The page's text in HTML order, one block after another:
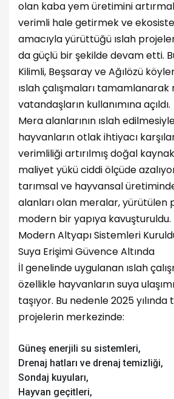
olan kaba yem üretimini
verimli hale getirmek ve
amacıyla yürüttüğü ıslah
da güçlü bir şekilde devam etti.
Kilimli, Beşsaray ve Ağılözü
ıslah çalışmaları
vatandaşların kullanımına açıldı.
Mera alanlarının ıslah
hayvanların otlak ihtiyacı
verimliliği artırılmış doğal
maliyet yükü ciddi ölçüde
tarımsal ve hayvansal
alanları olan meralar, yürütülen
modern bir yapıya kavuşturuldu.
Modern Altyapı Sistemleri
Suya Erişimi Güvence Altında
İl genelinde uygulanan ıslah
özellikle hayvanların suya
taşıyor. Bu nedenle 2025
projelerin merkezinde:
Güneş enerjili su sistemleri,
Drenaj hatları ve drenaj temizliği,
Sondaj kuyuları,
Hayvan geçitleri,